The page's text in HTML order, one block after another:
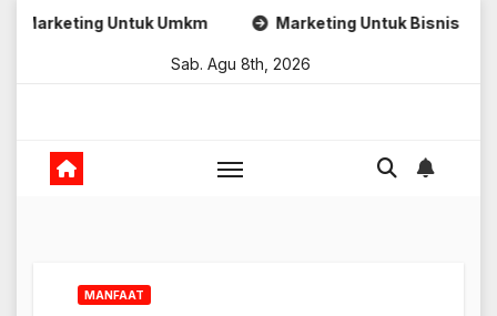
Skip
Untuk Umkm Marketing Untuk Bisnis Online
Sab. Agu 8th, 2026
MANFAAT